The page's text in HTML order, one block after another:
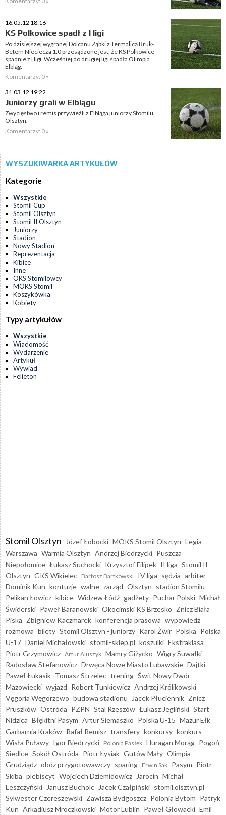
16.05.12 18:16
KS Polkowice spadł z I ligi
Po dzisiejszej wygranej Dolcanu Ząbki z Termalicą Bruk-
Betem Nieciecza 1:0 przesądzone jest, że KS Polkowice
spadnie z I ligi. Wcześniej do drugiej ligi spadła Olimpia
Elbląg.
Komentarzy: 0 »
31.03.12 19:22
Juniorzy grali w Elblągu
Zwycięstwo i remis przywieźli z Elbląga juniorzy Stomilu
Olsztyn.
Komentarzy: 0 »
WYSZUKIWARKA ARTYKUŁÓW
Kategorie
Wszystkie
Stomil Cup
Stomil Olsztyn
Stomil II Olsztyn
Juniorzy
Stadion
Nowy Stadion
Reprezentacja
Kibice
Inne
OKS Stomilowcy
MOKS Stomil
Koszykówka
Kobiety
Typy artykułów
Wszystkie
Wiadomość
Wydarzenie
Artykuł
Wywiad
Felieton
Stomil Olsztyn Józef Łobocki MOKS Stomil Olsztyn Legia
Warszawa Warmia Olsztyn Andrzej Biedrzycki Puszcza
Niepołomice Łukasz Suchocki Krzysztof Filipek II liga Stomil II
Olsztyn GKS Wikielec Bartosz Bartkowski IV liga sędzia arbiter
Dominik Kun kontuzje walne zarząd Olsztyn stadion Stomilu
Pelikan Łowicz kibice Widzew Łódź gadżety Puchar Polski Michał
Świderski Paweł Baranowski Okocimski KS Brzesko Znicz Biała
Piska Zbigniew Kaczmarek konferencja prasowa wypowiedź
rozmowa bilety Stomil Olsztyn - juniorzy Karol Żwir Polska Polska
U-17 Daniel Michałowski stomil-sklep.pl koszulki Ekstraklasa
Piotr Grzymowicz Artur Aluszyk Mamry Giżycko Wigry Suwałki
Radosław Stefanowicz Drwęca Nowe Miasto Lubawskie Dajtki
Paweł Łukasik Tomasz Strzelec trening Świt Nowy Dwór
Mazowiecki wyjazd Robert Tunkiewicz Andrzej Królikowski
Vęgoria Węgorzewo budowa stadionu Jacek Płuciennik Znicz
Pruszków Ostróda PZPN Stal Rzeszów Łukasz Jegliński Start
Nidzica Błękitni Pasym Artur Siemaszko Polska U-15 Mazur Ełk
Garbarnia Kraków Rafał Remisz transfery konkursy konkurs
Wisła Puławy Igor Biedrzycki Polonia Pasłęk Huragan Morąg Pogoń
Siedlce Sokół Ostróda Piotr Łysiak Gutów Mały Olimpia
Grudziądz obóz przygotowawczy sparing Erwin Sak Pasym Piotr
Skiba plebiscyt Wojciech Dziemidowicz Jarocin Michał
Leszczyński
Janusz Bucholc Jacek Czałpiński stomil.olsztyn.pl
Sylwester Czereszewski Zawisza Bydgoszcz Polonia Bytom Patryk
Kun Arkadiusz Mroczkowski Motor Lublin Paweł Głowacki Emil